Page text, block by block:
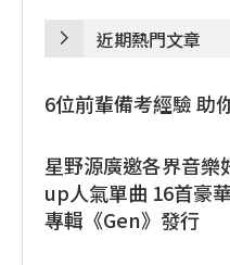
近期熱門文章
6位前輩備考經驗 助
星野源廣邀各界音
up人氣單曲 16首豪
專輯《Gen》發行